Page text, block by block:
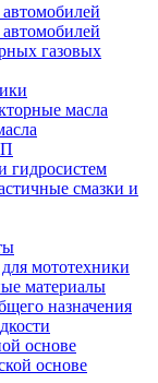
газовых
масла
гидросистем
смазки и
мототехники
материалы
назначения
основе
основе